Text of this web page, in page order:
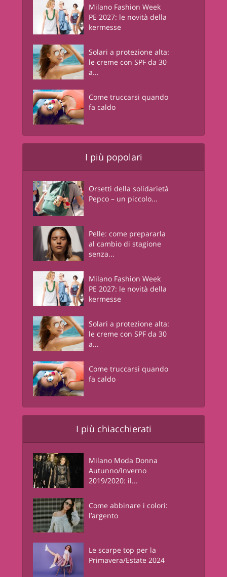
Milano Fashion Week
PE 2027: le novità della
kermesse
Solari a protezione alta:
le creme con SPF da 30
a...
Come truccarsi quando
fa caldo
I più popolari
Orsetti della solidarietà
Pepco – un piccolo...
Pelle: come prepararla
al cambio di stagione
senza...
Milano Fashion Week
PE 2027: le novità della
kermesse
Solari a protezione alta:
le creme con SPF da 30
a...
Come truccarsi quando
fa caldo
I più chiacchierati
Milano Moda Donna
Autunno/Inverno
2019/2020: il...
Come abbinare i colori:
l’argento
Le scarpe top per la
Primavera/Estate 2024